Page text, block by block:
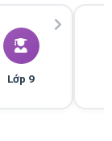
Lớp 9